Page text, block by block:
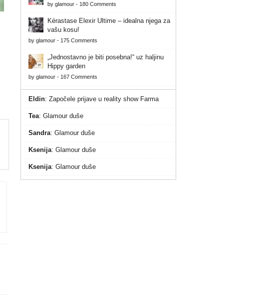
by glamour - 180 Comments
Kérastase Elexir Ultime – idealna njega za
vašu kosu!
by glamour - 175 Comments
„Jednostavno je biti posebna!“ uz haljinu
Hippy garden
by glamour - 167 Comments
Eldin: Započele prijave u reality show Farma
Tea: Glamour duše
Sandra: Glamour duše
Ksenija: Glamour duše
Ksenija: Glamour duše